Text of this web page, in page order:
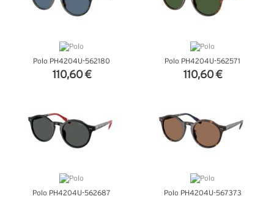
Polo PH4204U-562180
110,60 €
Polo PH4204U-562571
110,60 €
Polo PH4204U-562687 Polo PH4204U-567373